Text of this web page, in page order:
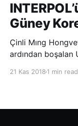
Güney
Çinli Mıng
ardından boşalan
21 Kas 2018 1 min read